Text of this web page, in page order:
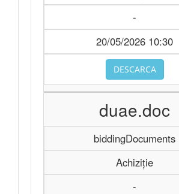
-
20/05/2026 10:30
DESCARCA
duae.doc
biddingDocuments
Achiziție
-